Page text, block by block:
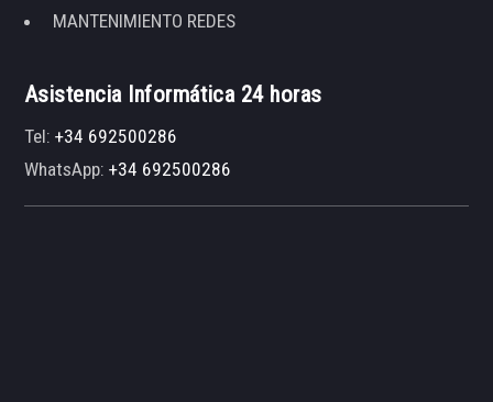
MANTENIMIENTO REDES
Asistencia Informática 24 horas
Tel:+34 692500286
WhatsApp:+34 692500286